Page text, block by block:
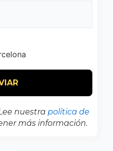
nuestra política de
más información.